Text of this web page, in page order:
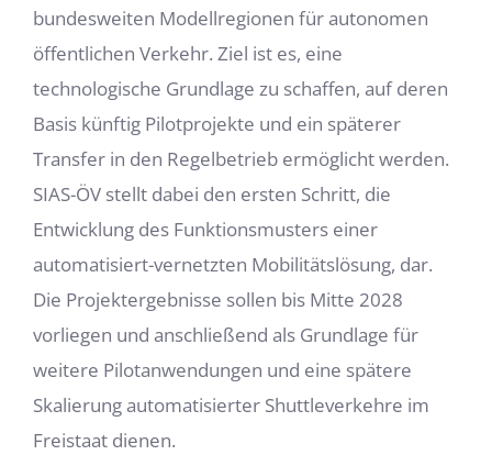
bundesweiten Modellregionen für autonomen
öffentlichen Verkehr. Ziel ist es, eine
technologische Grundlage zu schaffen, auf deren
Basis künftig Pilotprojekte und ein späterer
Transfer in den Regelbetrieb ermöglicht werden.
SIAS-ÖV stellt dabei den ersten Schritt, die
Entwicklung des Funktionsmusters einer
automatisiert-vernetzten Mobilitätslösung, dar.
Die Projektergebnisse sollen bis Mitte 2028
vorliegen und anschließend als Grundlage für
weitere Pilotanwendungen und eine spätere
Skalierung automatisierter Shuttleverkehre im
Freistaat dienen.